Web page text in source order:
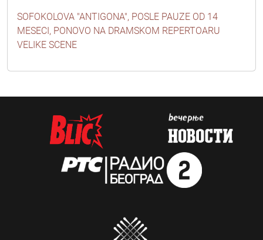
SOFOKOLOVA "ANTIGONA", POSLE PAUZE OD 14
MESECI, PONOVO NA DRAMSKOM REPERTOARU
VELIKE SCENE